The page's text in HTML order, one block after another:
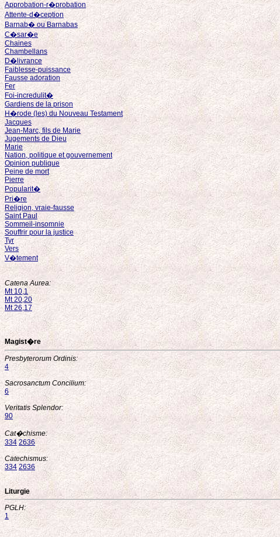
Approbation-r�probation
Attente-d�ception
Barnab� ou Barnabas
C�sar�e
Chaines
Chambellans
D�livrance
Faiblesse-puissance
Fausse adoration
Fer
Foi-incredulit�
Gardiens de la prison
H�rode (les) du Nouveau Testament
Jacques
Jean-Marc, fils de Marie
Jugements de Dieu
Marie
Nation, politique et gouvernement
Opinion publique
Peine de mort
Pierre
Popularit�
Pri�re
Religion, vraie-fausse
Saint Paul
Sommeil-insomnie
Souffrir pour la justice
Tyr
Vers
V�tement
Catena Aurea:
Mt 10,1
Mt 20,20
Mt 26,17
Magist�re
Presbyterorum Ordinis:
4
Sacrosanctum Concilium:
6
Veritatis Splendor:
90
Cat�chisme:
334 2636
Catechismus:
334 2636
Liturgie
PGLH:
1